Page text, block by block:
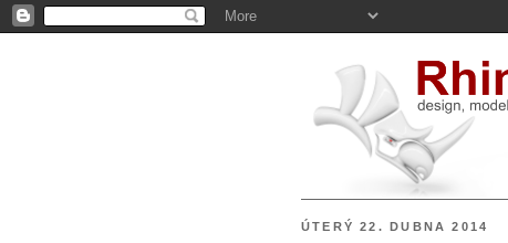
ÚTERÝ 22. DUBNA 2014